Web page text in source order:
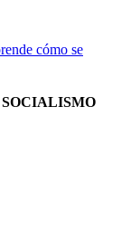
cómo se
SOCIALISMO